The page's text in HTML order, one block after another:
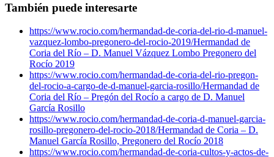
También puede interesarte
https://www.rocio.com/hermandad-de-coria-del-rio-d-manuel-
vazquez-lombo-pregonero-del-rocio-2019/Hermandad de
Coria del Río – D. Manuel Vázquez Lombo Pregonero del
Rocío 2019
https://www.rocio.com/hermandad-de-coria-del-rio-pregon-
del-rocio-a-cargo-de-d-manuel-garcia-rosillo/Hermandad de
Coria del Río – Pregón del Rocío a cargo de D. Manuel
García Rosillo
https://www.rocio.com/hermandad-de-coria-d-manuel-garcia-
rosillo-pregonero-del-rocio-2018/Hermandad de Coria – D.
Manuel García Rosillo, Pregonero del Rocío 2018
https://www.rocio.com/hermandad-de-coria-cultos-y-actos-de-